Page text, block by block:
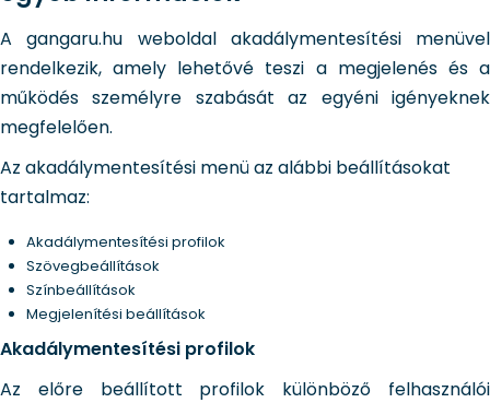
A gangaru.hu weboldal akadálymentesítési menüvel
rendelkezik, amely lehetővé teszi a megjelenés és a
működés személyre szabását az egyéni igényeknek
megfelelően.
Az akadálymentesítési menü az alábbi beállításokat
tartalmaz:
Akadálymentesítési profilok
Szövegbeállítások
Színbeállítások
Megjelenítési beállítások
Akadálymentesítési profilok
Az előre beállított profilok különböző felhasználói